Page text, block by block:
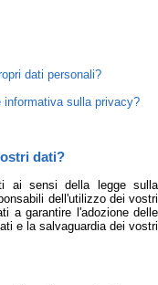
dati personali?
informativa sulla privacy?
dati?
ai sensi della legge sulla
dell'utilizzo dei vostri
a garantire l'adozione delle
e la salvaguardia dei vostri